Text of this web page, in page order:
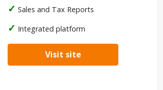
Sales and Tax Reports
Integrated platform
Visit site